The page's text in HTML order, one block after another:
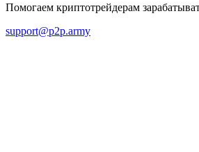
Помогаем криптотрейдерам
support@p2p.army